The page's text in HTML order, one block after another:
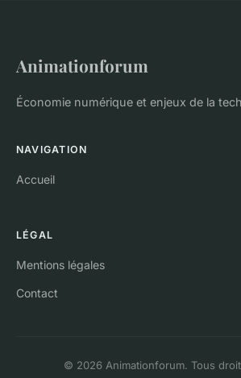
Animationforum
Économie numérique et enjeux de la tech
NAVIGATION
Accueil
LÉGAL
Mentions légales
Contact
© 2026 Animationforum. Tous